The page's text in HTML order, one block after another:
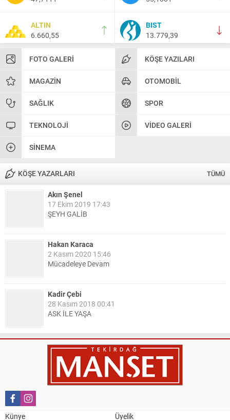
ALTIN
6.660,55
BIST
13.779,39
FOTO GALERI KÖŞE YAZILARI
MAGAZIN OTOMOBIL
SAĞLIK SPOR
TEKNOLOJI VIDEO GALERI
SINEMA
KÖŞE YAZARLARI TÜMÜ
Akın Şenel
17 Ekim 2019 17:43
ŞEYH GALİB
Hakan Karaca
2 Kasım 2020 15:46
Mücadeleye Devam
Kadir Çebi
28 Kasım 2018 00:41
ASK İLE YAŞA
Nail Kazanç
10 Mart 2023 21:36
HAYDİ TEKİRDAĞ MAÇA !!!!
TEKİRDAĞ İL EMNİYET MÜDÜRÜMÜZE HAYIRLI OLSUN
Künye Üyelik